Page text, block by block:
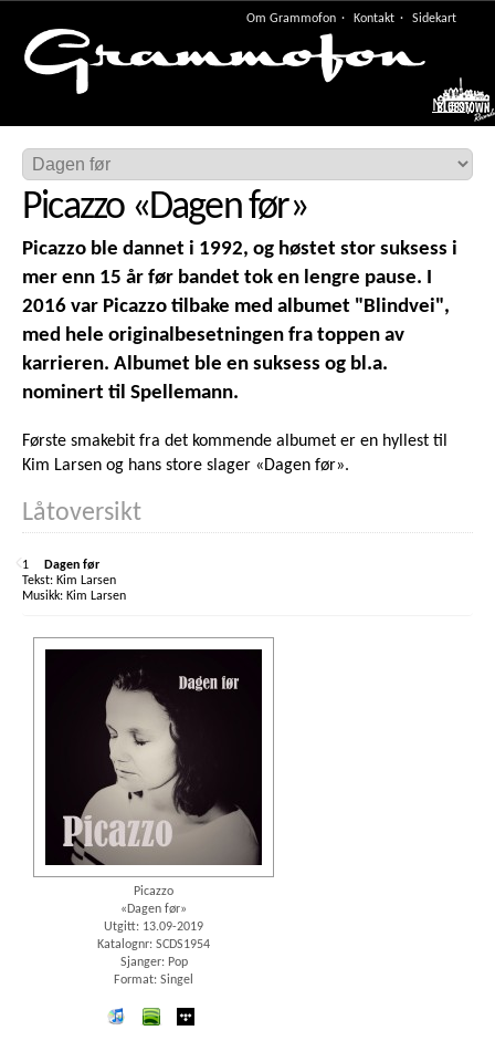
Om Grammofon Kontakt Sidekart
Meny
Picazzo«Dagen før»
Picazzo ble dannet i 1992, og høstet stor suksess i
mer enn 15 år før bandet tok en lengre pause. I
2016 var Picazzo tilbake med albumet "Blindvei",
med hele originalbesetningen fra toppen av
karrieren. Albumet ble en suksess og bl.a.
nominert til Spellemann.
Første smakebit fra det kommende albumet er en hyllest til
Kim Larsen og hans store slager «Dagen før».
Låtoversikt
1
Dagen før
Kim Larsen
Kim Larsen
Picazzo
«Dagen før»
Utgitt: 13.09-2019
Katalognr: SCDS1954
Sjanger: Pop
Format: Singel
iTunes spotify